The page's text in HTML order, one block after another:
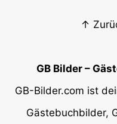
↑
GB Bilder –
GB-Bilder.com ist
Gästebuchbilder,